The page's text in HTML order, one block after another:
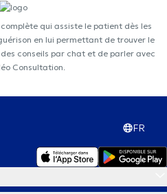
qui assiste le patient dès les
en lui permettant de trouver le
conseils par chat et de parler avec
Consultation.
FR